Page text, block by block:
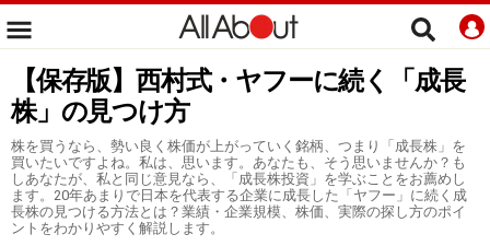
【保存版】西村式・ヤフーに続く「成長
株」の見つけ方
株を買うなら、勢い良く株価が上がっていく銘柄、つまり「成長株」を
買いたいですよね。私は、思います。あなたも、そう思いませんか？も
しあなたが、私と同じ意見なら、「成長株投資」を学ぶことをお薦めし
ます。20年あまりで日本を代表する企業に成長した「ヤフー」に続く成
長株の見つける方法とは？業績・企業規模、株価、実際の探し方のポイ
ントをわかりやすく解説します。